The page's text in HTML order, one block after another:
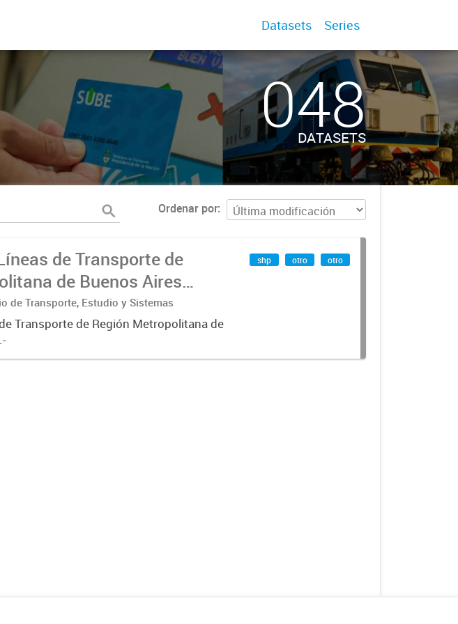
Datasets Series
048
DATASETS
Ordenar por
de Transporte de
de Buenos Aires
de Transporte, Estudio y Sistemas
Transporte de Región Metropolitana de
shp otro otro